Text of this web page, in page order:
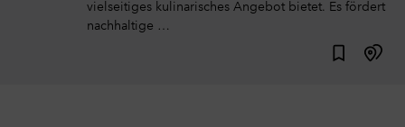
vielseitiges kulinarisches Angebot bietet. Es fördert
nachhaltige …